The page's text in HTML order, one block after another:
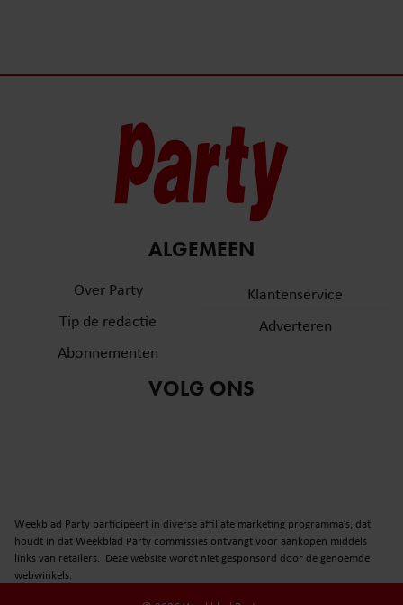
ALGEMEEN
Over Party
Tip de redactie
Abonnementen
Klantenservice
Adverteren
VOLG ONS
Weekblad Party participeert in diverse affiliate marketing programma’s, dat
houdt in dat Weekblad Party commissies ontvangt voor aankopen middels
links van retailers. Deze website wordt niet gesponsord door de genoemde
webwinkels.